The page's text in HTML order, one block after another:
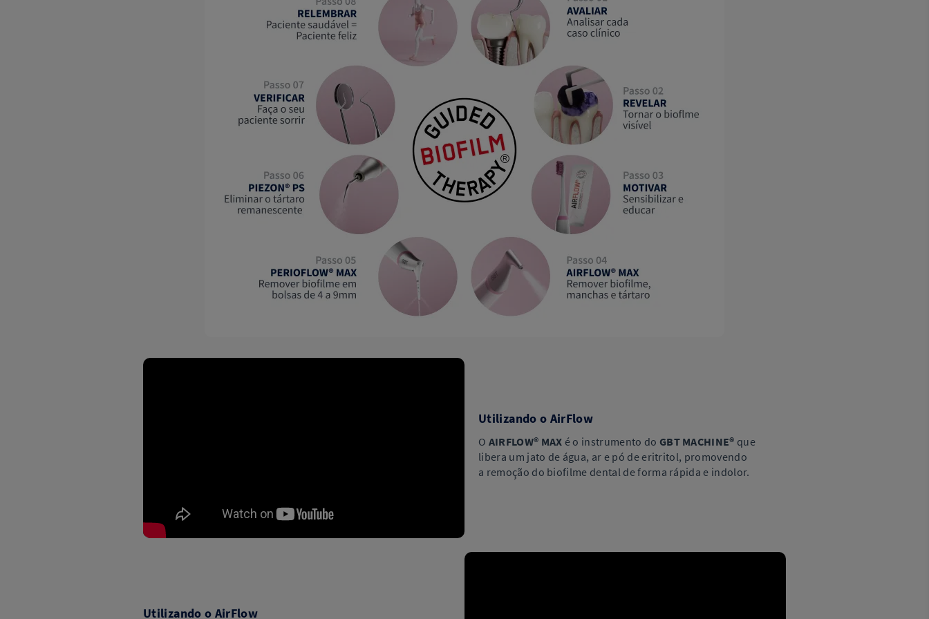
Utilizando o AirFlow
O AIRFLOW® MAX é o instrumento do GBT MACHINE® que
libera um jato de água, ar e pó de eritritol, promovendo
a remoção do biofilme dental de forma rápida e indolor.
Utilizando o AirFlow